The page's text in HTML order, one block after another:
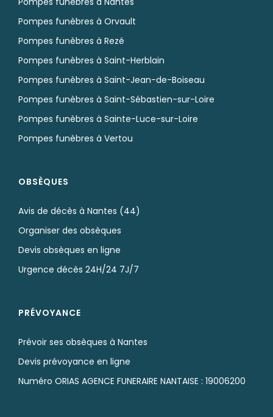
Pompes funèbres à Orvault
Pompes funèbres à Rezé
Pompes funèbres à Saint-Herblain
Pompes funèbres à Saint-Jean-de-Boiseau
Pompes funèbres à Saint-Sébastien-sur-Loire
Pompes funèbres à Sainte-Luce-sur-Loire
Pompes funèbres à Vertou
OBSÈQUES
Avis de décès à Nantes (44)
Organiser des obsèques
Devis obsèques en ligne
Urgence décès 24H/24 7J/7
PRÉVOYANCE
Prévoir ses obsèques à Nantes
Devis prévoyance en ligne
Numéro ORIAS AGENCE FUNERAIRE NANTAISE : 19006200